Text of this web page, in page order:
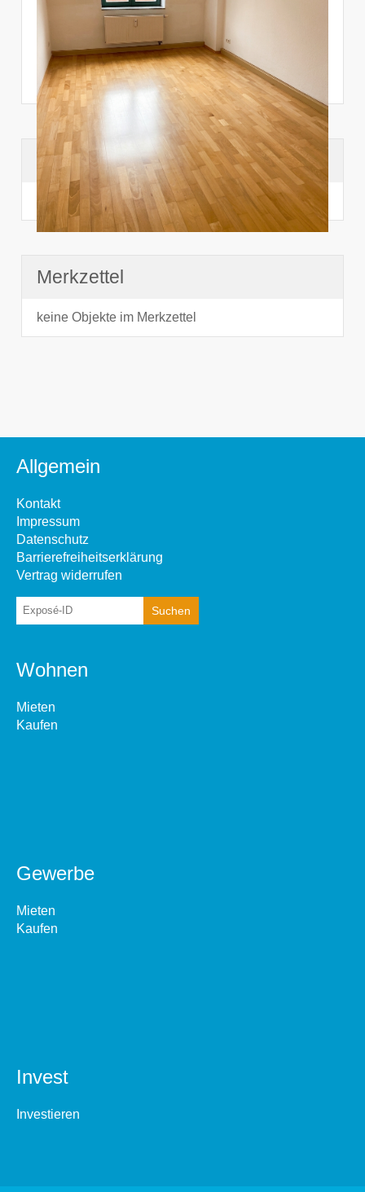
Suchhistorie
noch nichts angesehen
Merkzettel
keine Objekte im Merkzettel
Allgemein
Kontakt
Impressum
Datenschutz
Barrierefreiheitserklärung
Vertrag widerrufen
Wohnen
Mieten
Kaufen
Gewerbe
Mieten
Kaufen
Invest
Investieren